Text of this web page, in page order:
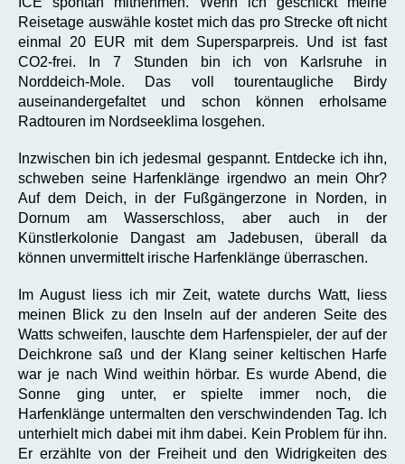
Reisetage auswähle kostet mich das pro Strecke oft nicht
einmal 20 EUR mit dem Supersparpreis. Und ist fast
CO2-frei. In 7 Stunden bin ich von Karlsruhe in
Norddeich-Mole. Das voll tourentaugliche Birdy
auseinandergefaltet und schon können erholsame
Radtouren im Nordseeklima losgehen.
Inzwischen bin ich jedesmal gespannt. Entdecke ich ihn,
schweben seine Harfenklänge irgendwo an mein Ohr?
Auf dem Deich, in der Fußgängerzone in Norden, in
Dornum am Wasserschloss, aber auch in der
Künstlerkolonie Dangast am Jadebusen, überall da
können unvermittelt irische Harfenklänge überraschen.
Im August liess ich mir Zeit, watete durchs Watt, liess
meinen Blick zu den Inseln auf der anderen Seite des
Watts schweifen, lauschte dem Harfenspieler, der auf der
Deichkrone saß und der Klang seiner keltischen Harfe
war je nach Wind weithin hörbar. Es wurde Abend, die
Sonne ging unter, er spielte immer noch, die
Harfenklänge untermalten den verschwindenden Tag. Ich
unterhielt mich dabei mit ihm dabei. Kein Problem für ihn.
Er erzählte von der Freiheit und den Widrigkeiten des